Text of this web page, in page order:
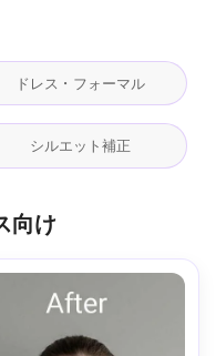
ドレス・フォーマル
シルエット補正
向け